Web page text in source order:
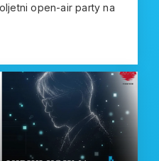
open-air party na